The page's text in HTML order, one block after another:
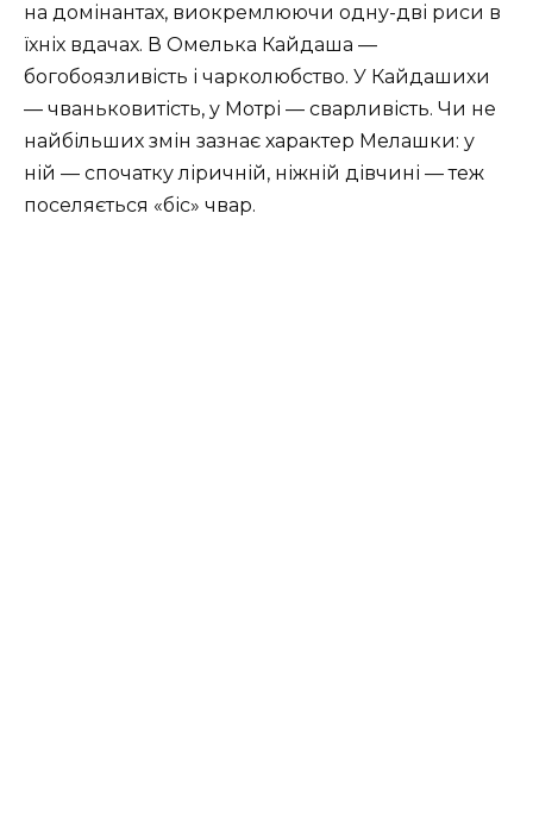
на домінантах, виокремлюючи одну-дві риси в
їхніх вдачах. В Омелька Кайдаша —
богобоязливість і чарколюбство. У Кайдашихи
— чваньковитість, у Мотрі — сварливість. Чи не
най­більших змін зазнає характер Мелашки: у
ній — спочатку ліричній, ніж­ній дівчині — теж
поселяється «біс» чвар.